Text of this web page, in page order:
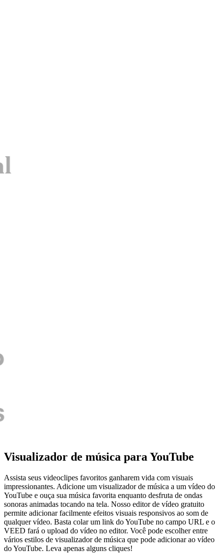
Visualizador de música para YouTube
Assista seus videoclipes favoritos ganharem vida com visuais
impressionantes. Adicione um visualizador de música a um vídeo do
YouTube e ouça sua música favorita enquanto desfruta de ondas
sonoras animadas tocando na tela. Nosso editor de vídeo gratuito
permite adicionar facilmente efeitos visuais responsivos ao som de
qualquer vídeo. Basta colar um link do YouTube no campo URL e o
VEED fará o upload do vídeo no editor. Você pode escolher entre
vários estilos de visualizador de música que pode adicionar ao vídeo
do YouTube. Leva apenas alguns cliques!